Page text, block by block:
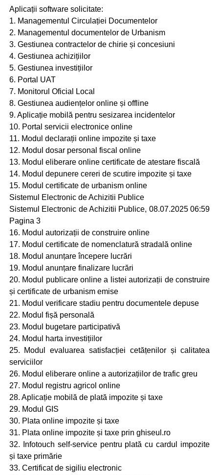
Aplicații software solicitate:
1. Managementul Circulației Documentelor
2. Managementul documentelor de Urbanism
3. Gestiunea contractelor de chirie și concesiuni
4. Gestiunea achizițiilor
5. Gestiunea investițiilor
6. Portal UAT
7. Monitorul Oficial Local
8. Gestiunea audiențelor online și offline
9. Aplicație mobilă pentru sesizarea incidentelor
10. Portal servicii electronice online
11. Modul declarații online impozite și taxe
12. Modul dosar personal fiscal online
13. Modul eliberare online certificate de atestare fiscală
14. Modul depunere cereri de scutire impozite și taxe
15. Modul certificate de urbanism online
Sistemul Electronic de Achizitii Publice
Sistemul Electronic de Achizitii Publice, 08.07.2025 06:59
Pagina 3
16. Modul autorizații de construire online
17. Modul certificate de nomenclatură stradală online
18. Modul anunțare începere lucrări
19. Modul anunțare finalizare lucrări
20. Modul publicare online a listei autorizații de construire
și certificate de urbanism emise
21. Modul verificare stadiu pentru documentele depuse
22. Modul fișă personală
23. Modul bugetare participativă
24. Modul harta investițiilor
25. Modul evaluarea satisfacției cetățenilor și calitatea
serviciilor
26. Modul eliberare online a autorizațiilor de trafic greu
27. Modul registru agricol online
28. Aplicație mobilă de plată impozite și taxe
29. Modul GIS
30. Plata online impozite și taxe
31. Plata online impozite și taxe prin ghiseul.ro
32. Infotouch self-service pentru plată cu cardul impozite
și taxe primărie
33. Certificat de sigiliu electronic